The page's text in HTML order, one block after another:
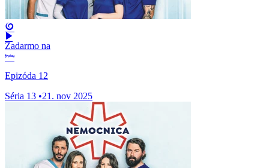
Zadarmo na
Epizóda 12
Séria 13 •21. nov 2025